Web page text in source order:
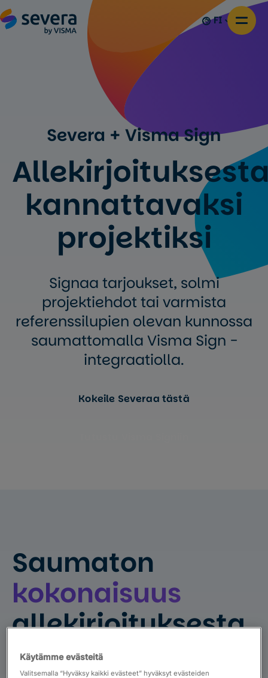
FI
Severa + Visma Sign
kannattavaksi
projektiksi
Signaa tarjoukset, solmi
projektiehdot tai varmista
referenssilupien olevan kunnossa
saumattomalla Visma Sign -
integraatiolla.
Kokeile Severaa tästä
Saumaton
kokonaisuus
allekirjoituksesta
toteutukseen.
Käytämme evästeitä
Valitsemalla “Hyväksy kaikki evästeet” hyväksyt evästeiden